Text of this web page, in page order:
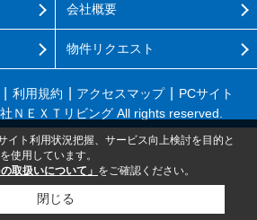
会社概要
物件リクエスト
利用規約 アクセスマップ
PCサイト
ＮＥＸＴリビング All rights reserved.
イト利用状況把握、サービス向上検討を目的と
使用しています。
取扱いについて」 をご確認ください。
閉じる